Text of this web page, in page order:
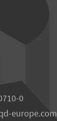
0
europe.com